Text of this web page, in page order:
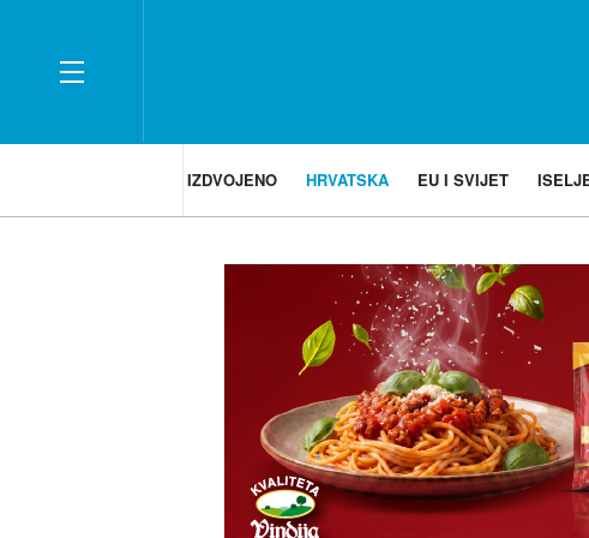
IZDVOJENO HRVATSKA EU I SVIJET